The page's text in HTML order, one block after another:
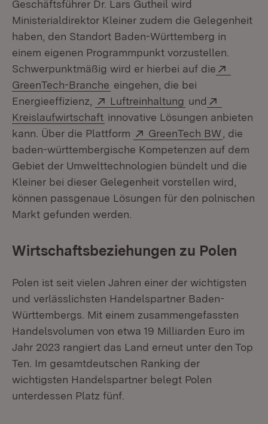
Geschäftsführer Dr. Lars Gutheil wird
Ministerialdirektor Kleiner zudem die Gelegenheit
haben, den Standort Baden-Württemberg in
einem eigenen Programmpunkt vorzustellen.
Schwerpunktmäßig wird er hierbei auf die
GreenTech-Branche (Öffnet in neuem Fenster)
eingehen, die bei
Energieeffizienz,
Extern:
Luftreinhaltung (Öffnet in
und
Kreislaufwirtschaft (Öffnet in neuem Fenster)
innovative Lösungen anbieten
kann. Über die Plattform
Extern:
GreenTech BW (Öffnet
, die
baden-württembergische Kompetenzen auf dem
Gebiet der Umwelttechnologien bündelt und die
Kleiner bei dieser Gelegenheit vorstellen wird,
können passgenaue Lösungen für den polnischen
Markt gefunden werden.
Wirtschaftsbeziehungen zu Polen
Polen ist seit vielen Jahren einer der wichtigsten
und verlässlichsten Handelspartner Baden-
Württembergs. Mit einem zusammengefassten
Handelsvolumen von etwa 19 Milliarden Euro im
Jahr 2023 rangiert das Land erneut unter den Top
Ten. Im gesamtdeutschen Ranking der
wichtigsten Handelspartner belegt Polen
unterdessen Platz fünf.